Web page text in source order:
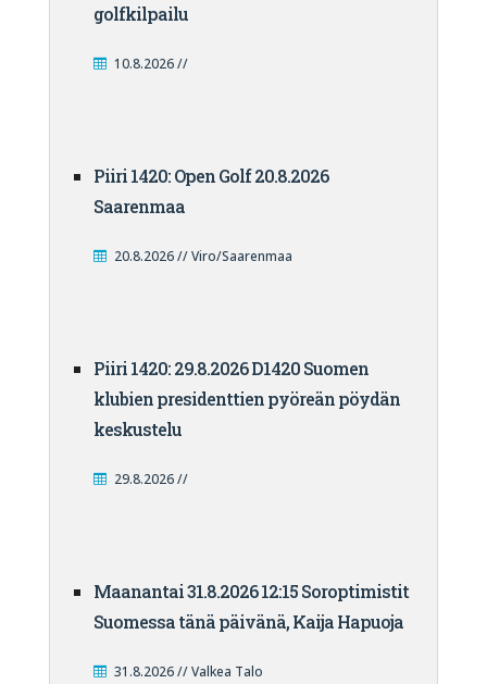
golfkilpailu
10.8.2026 //
Piiri 1420: Open Golf 20.8.2026
Saarenmaa
20.8.2026 // Viro/Saarenmaa
Piiri 1420: 29.8.2026 D1420 Suomen
klubien presidenttien pyöreän pöydän
keskustelu
29.8.2026 //
Maanantai 31.8.2026 12:15 Soroptimistit
Suomessa tänä päivänä, Kaija Hapuoja
31.8.2026 // Valkea Talo